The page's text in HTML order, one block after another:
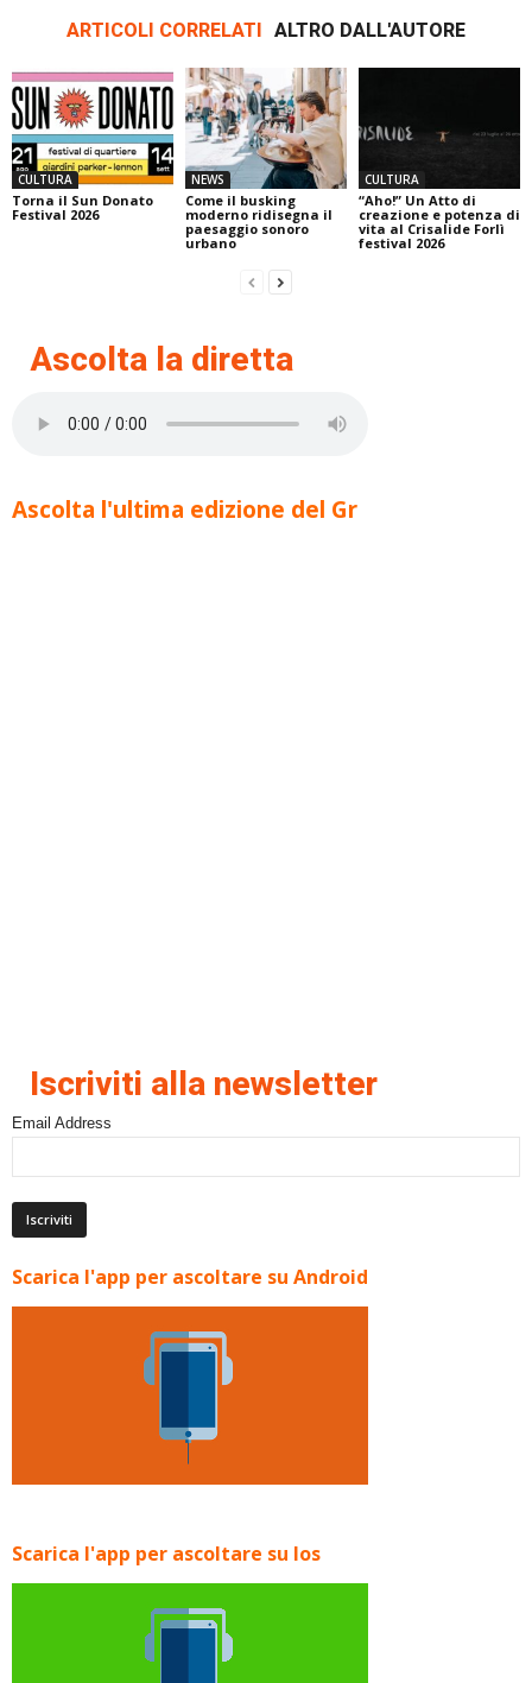
ARTICOLI CORRELATI ALTRO DALL'AUTORE
CULTURA
Torna il Sun Donato
Festival 2026
NEWS
Come il busking
moderno ridisegna il
paesaggio sonoro
urbano
CULTURA
“Aho!” Un Atto di
creazione e potenza di
vita al Crisalide Forlì
festival 2026
Ascolta la diretta
Ascolta l'ultima edizione del Gr
Iscriviti alla newsletter
Email Address
Scarica l'app per ascoltare su Android
Scarica l'app per ascoltare su Ios